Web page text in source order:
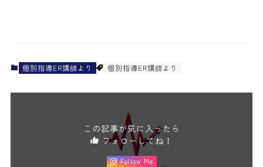
個別指導ER講師より 個別指導ER講師より
この記事が気に入ったら
フォローしてね！
Follow Me